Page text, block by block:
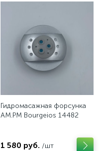
Гидромасажная форсунка
AM.PM Bourgeios 14482
1 580 руб. /шт